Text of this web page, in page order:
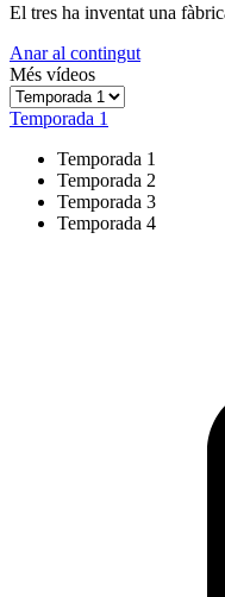
El tres ha inventat una
Anar al contingut
Més vídeos
Temporada 1
Temporada 1
Temporada 2
Temporada 3
Temporada 4